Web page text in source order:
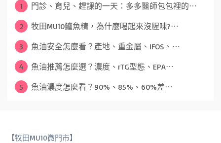
1 門診、育兒、趕課的一天：多多醫師包包裡的⋯
2 牧田MU10鱸魚精，為什麼喝起來沒腥味?⋯
3 魚油安全怎麼看？產地、重金屬、IFOS、⋯
4 魚油推薦怎麼選？濃度、rTG型態、EPA⋯
5 魚油濃度怎麼看？90%、85%、60%差⋯
【牧田MU10微門市】